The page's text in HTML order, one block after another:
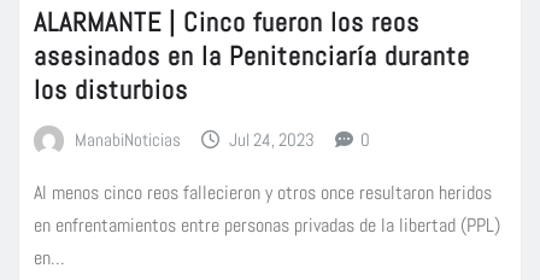
ALARMANTE | Cinco fueron los reos
asesinados en la Penitenciaría durante
los disturbios
ManabiNoticias Jul 24, 2023 0
Al menos cinco reos fallecieron y otros once resultaron heridos
en enfrentamientos entre personas privadas de la libertad (PPL)
en…